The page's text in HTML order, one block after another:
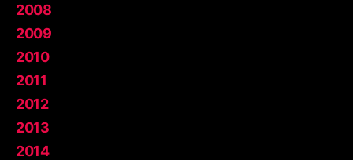
2008
2009
2010
2011
2012
2013
2014